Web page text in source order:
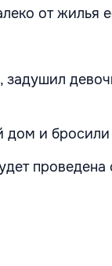
от жилья
дом и бросили
проведена